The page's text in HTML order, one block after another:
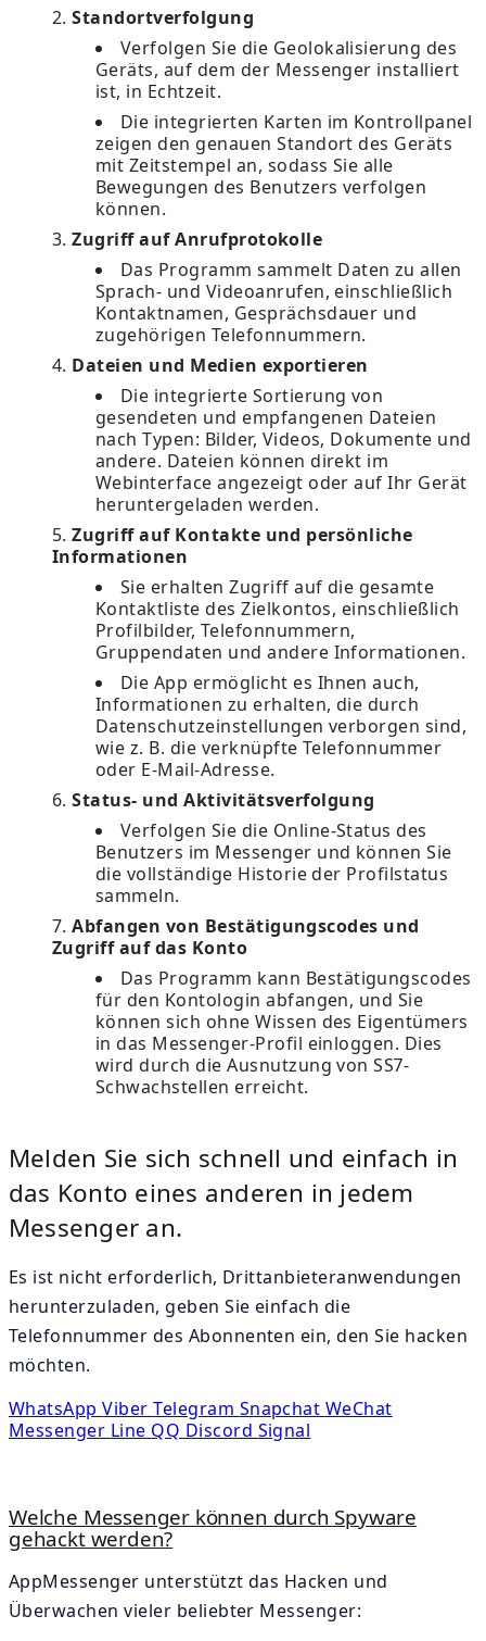
Standortverfolgung
Verfolgen Sie die Geolokalisierung des
Geräts, auf dem der Messenger installiert
ist, in Echtzeit.
Die integrierten Karten im Kontrollpanel
zeigen den genauen Standort des Geräts
mit Zeitstempel an, sodass Sie alle
Bewegungen des Benutzers verfolgen
können.
Zugriff auf Anrufprotokolle
Das Programm sammelt Daten zu allen
Sprach- und Videoanrufen, einschließlich
Kontaktnamen, Gesprächsdauer und
zugehörigen Telefonnummern.
Dateien und Medien exportieren
Die integrierte Sortierung von
gesendeten und empfangenen Dateien
nach Typen: Bilder, Videos, Dokumente und
andere. Dateien können direkt im
Webinterface angezeigt oder auf Ihr Gerät
heruntergeladen werden.
Zugriff auf Kontakte und persönliche
Informationen
Sie erhalten Zugriff auf die gesamte
Kontaktliste des Zielkontos, einschließlich
Profilbilder, Telefonnummern,
Gruppendaten und andere Informationen.
Die App ermöglicht es Ihnen auch,
Informationen zu erhalten, die durch
Datenschutzeinstellungen verborgen sind,
wie z. B. die verknüpfte Telefonnummer
oder E-Mail-Adresse.
Status- und Aktivitätsverfolgung
Verfolgen Sie die Online-Status des
Benutzers im Messenger und können Sie
die vollständige Historie der Profilstatus
sammeln.
Abfangen von Bestätigungscodes und
Zugriff auf das Konto
Das Programm kann Bestätigungscodes
für den Kontologin abfangen, und Sie
können sich ohne Wissen des Eigentümers
in das Messenger-Profil einloggen. Dies
wird durch die Ausnutzung von SS7-
Schwachstellen erreicht.
Melden Sie sich schnell und einfach in
das Konto eines anderen in jedem
Messenger an.
Es ist nicht erforderlich, Drittanbieteranwendungen
herunterzuladen, geben Sie einfach die
Telefonnummer des Abonnenten ein, den Sie hacken
möchten.
WhatsAppViberTelegram Snapchat WeChat
Messenger Line QQ Discord Signal
Welche Messenger können durch Spyware
gehackt werden?
AppMessenger unterstützt das Hacken und
Überwachen vieler beliebter Messenger: